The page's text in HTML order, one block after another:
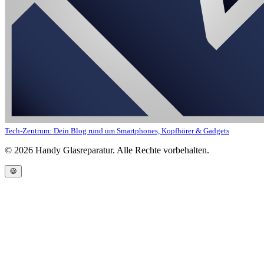
Tech-Zentrum: Dein Blog rund um Smartphones, Kopfhörer & Gadgets
© 2026 Handy Glasreparatur. Alle Rechte vorbehalten.
🍪